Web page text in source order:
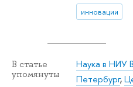
инновации
В статье
упомянуты
Наука в НИУ
Петербург,